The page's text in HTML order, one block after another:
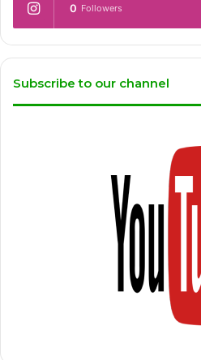
0 Followers
Subscribe to our channel